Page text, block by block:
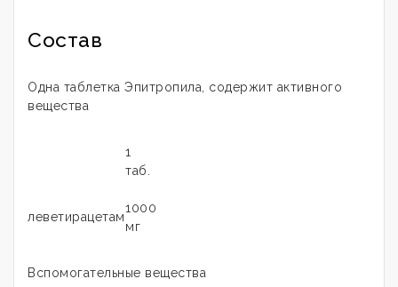
Состав
Одна таблетка Эпитропила, содержит активного
вещества
1
таб.
леветирацетам
1000
мг
Вспомогательные вещества